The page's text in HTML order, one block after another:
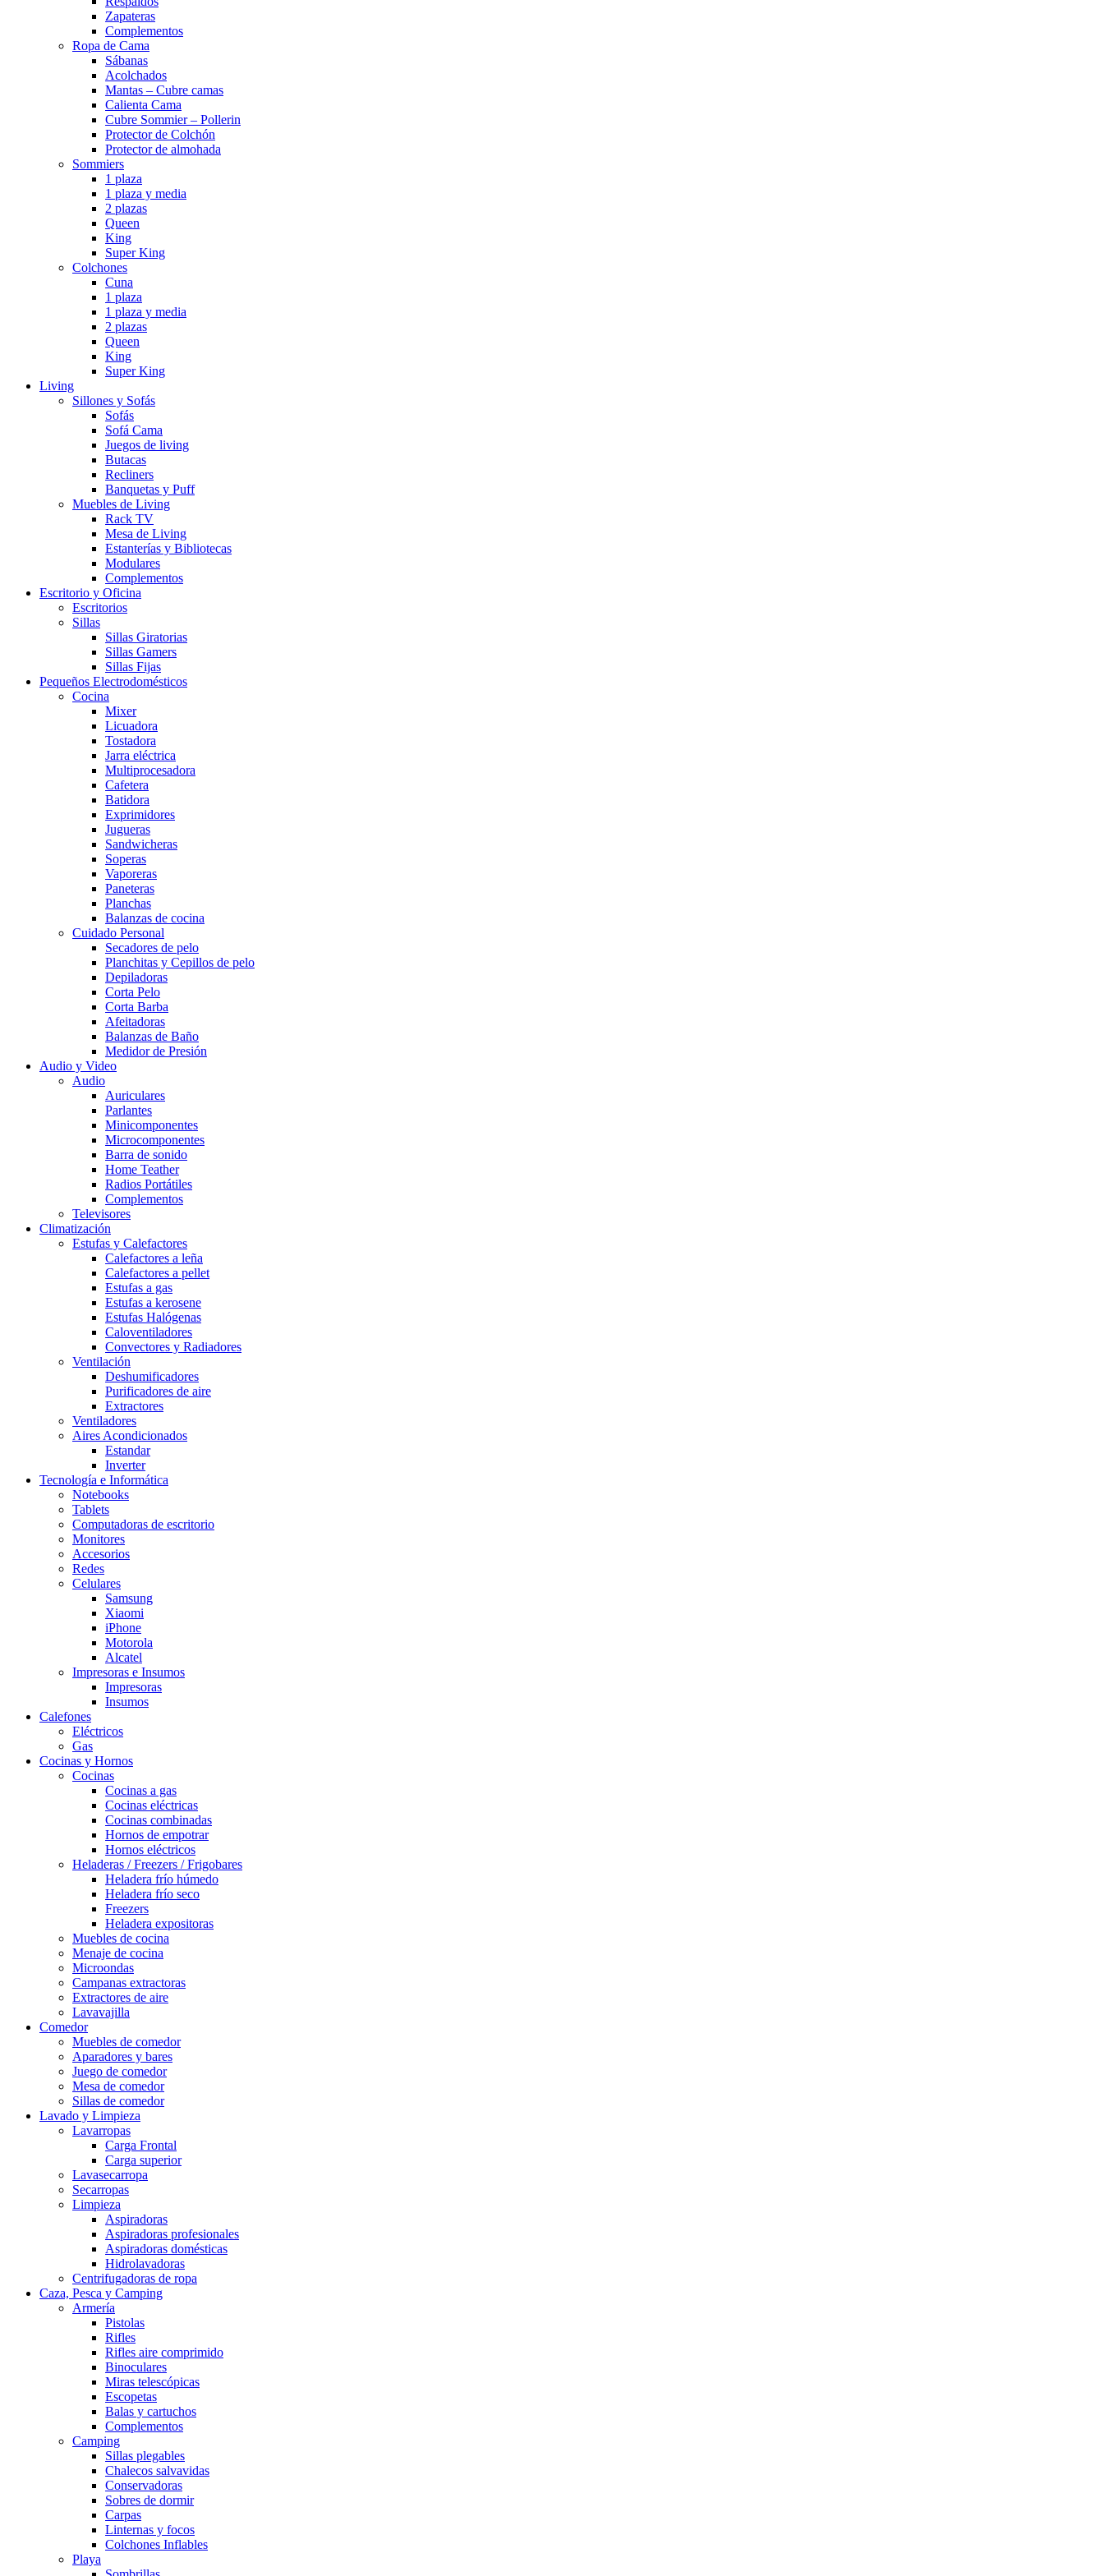
Zapateras
Complementos
Ropa de Cama
Sábanas
Acolchados
Mantas – Cubre camas
Calienta Cama
Cubre Sommier – Pollerin
Protector de Colchón
Protector de almohada
Sommiers
1 plaza
1 plaza y media
2 plazas
Queen
King
Super King
Colchones
Cuna
1 plaza
1 plaza y media
2 plazas
Queen
King
Super King
Living
Sillones y Sofás
Sofás
Sofá Cama
Juegos de living
Butacas
Recliners
Banquetas y Puff
Muebles de Living
Rack TV
Mesa de Living
Estanterías y Bibliotecas
Modulares
Complementos
Escritorio y Oficina
Escritorios
Sillas
Sillas Giratorias
Sillas Gamers
Sillas Fijas
Pequeños Electrodomésticos
Cocina
Mixer
Licuadora
Tostadora
Jarra eléctrica
Multiprocesadora
Cafetera
Batidora
Exprimidores
Jugueras
Sandwicheras
Soperas
Vaporeras
Paneteras
Planchas
Balanzas de cocina
Cuidado Personal
Secadores de pelo
Planchitas y Cepillos de pelo
Depiladoras
Corta Pelo
Corta Barba
Afeitadoras
Balanzas de Baño
Medidor de Presión
Audio y Video
Audio
Auriculares
Parlantes
Minicomponentes
Microcomponentes
Barra de sonido
Home Teather
Radios Portátiles
Complementos
Televisores
Climatización
Estufas y Calefactores
Calefactores a leña
Calefactores a pellet
Estufas a gas
Estufas a kerosene
Estufas Halógenas
Caloventiladores
Convectores y Radiadores
Ventilación
Deshumificadores
Purificadores de aire
Extractores
Ventiladores
Aires Acondicionados
Estandar
Inverter
Tecnología e Informática
Notebooks
Tablets
Computadoras de escritorio
Monitores
Accesorios
Redes
Celulares
Samsung
Xiaomi
iPhone
Motorola
Alcatel
Impresoras e Insumos
Impresoras
Insumos
Calefones
Eléctricos
Gas
Cocinas y Hornos
Cocinas
Cocinas a gas
Cocinas eléctricas
Cocinas combinadas
Hornos de empotrar
Hornos eléctricos
Heladeras / Freezers / Frigobares
Heladera frío húmedo
Heladera frío seco
Freezers
Heladera expositoras
Muebles de cocina
Menaje de cocina
Microondas
Campanas extractoras
Extractores de aire
Lavavajilla
Comedor
Muebles de comedor
Aparadores y bares
Juego de comedor
Mesa de comedor
Sillas de comedor
Lavado y Limpieza
Lavarropas
Carga Frontal
Carga superior
Lavasecarropa
Secarropas
Limpieza
Aspiradoras
Aspiradoras profesionales
Aspiradoras domésticas
Hidrolavadoras
Centrifugadoras de ropa
Caza, Pesca y Camping
Armería
Pistolas
Rifles
Rifles aire comprimido
Binoculares
Miras telescópicas
Escopetas
Balas y cartuchos
Complementos
Camping
Sillas plegables
Chalecos salvavidas
Conservadoras
Sobres de dormir
Carpas
Linternas y focos
Colchones Inflables
Playa